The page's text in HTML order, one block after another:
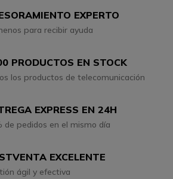
EXPERTO
para recibir ayuda
PRODUCTOS EN STOCK
los productos de telecomunicación
EXPRESS EN 24H
de pedidos en el mismo día
EXCELENTE
ágil y efectiva